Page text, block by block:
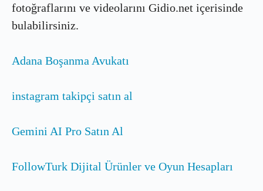
fotoğraflarını ve videolarını Gidio.net içerisinde
bulabilirsiniz.
Adana Boşanma Avukatı
instagram takipçi satın al
Gemini AI Pro Satın Al
FollowTurk Dijital Ürünler ve Oyun Hesapları